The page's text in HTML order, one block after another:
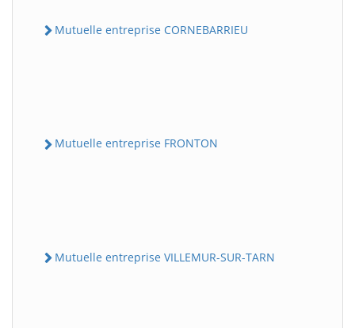
Mutuelle entreprise CORNEBARRIEU
Mutuelle entreprise FRONTON
Mutuelle entreprise VILLEMUR-SUR-TARN